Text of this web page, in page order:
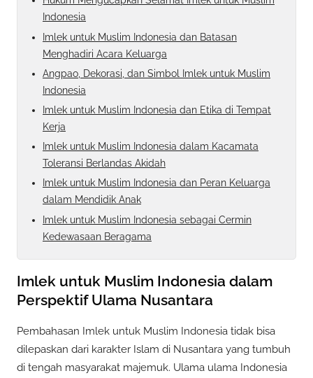
Indonesia
Imlek untuk Muslim Indonesia dan Batasan
Menghadiri Acara Keluarga
Angpao, Dekorasi, dan Simbol Imlek untuk Muslim
Indonesia
Imlek untuk Muslim Indonesia dan Etika di Tempat
Kerja
Imlek untuk Muslim Indonesia dalam Kacamata
Toleransi Berlandas Akidah
Imlek untuk Muslim Indonesia dan Peran Keluarga
dalam Mendidik Anak
Imlek untuk Muslim Indonesia sebagai Cermin
Kedewasaan Beragama
Imlek untuk Muslim Indonesia dalam
Perspektif Ulama Nusantara
Pembahasan Imlek untuk Muslim Indonesia tidak bisa
dilepaskan dari karakter Islam di Nusantara yang tumbuh
di tengah masyarakat majemuk. Ulama ulama Indonesia